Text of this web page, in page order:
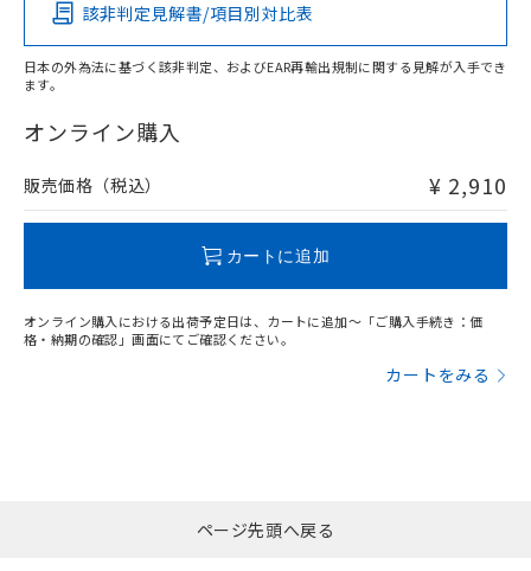
O
在庫等で未対応品が混在する可能性があります。
問い合わせください。
該非判定見解書/項目別対比表
日本の外為法に基づく該非判定、およびEAR再輸出規制に関する見解が入手でき
ます。
オンライン購入
販売価格（税込） ¥ 2,910
カートに追加
オンライン購入における出荷予定日は、カートに追加～「ご購入手続き：価
格・納期の確認」画面にてご確認ください。
カートをみる
ページ先頭へ戻る